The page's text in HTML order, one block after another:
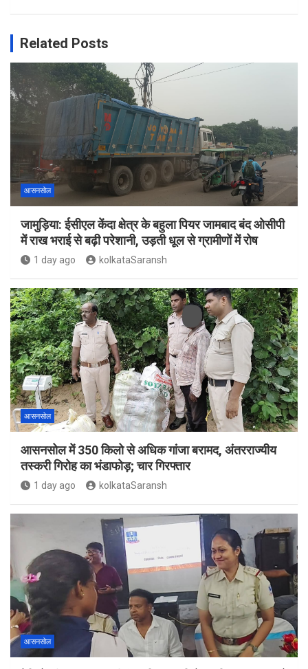
Related Posts
आसनसोल
जामुड़िया: ईसीएल केंदा क्षेत्र के बहुला पियर जामबाद बंद ओसीपी
में राख भराई से बढ़ी परेशानी, उड़ती धूल से ग्रामीणों में रोष
1 day ago kolkataSaransh
आसनसोल
आसनसोल में 350 किलो से अधिक गांजा बरामद, अंतरराज्यीय
तस्करी गिरोह का भंडाफोड़; चार गिरफ्तार
1 day ago kolkataSaransh
आसनसोल